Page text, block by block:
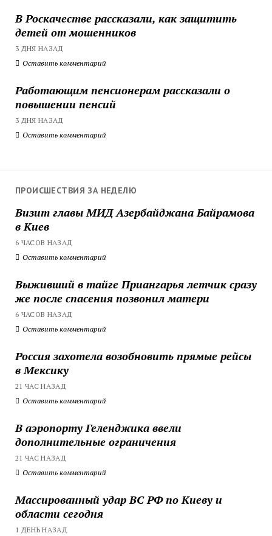
В Роскачестве рассказали, как защитить
детей от мошенников
3 ДНЯ НАЗАД
Оставить комментарий
Работающим пенсионерам рассказали о
повышении пенсий
3 ДНЯ НАЗАД
Оставить комментарий
ПРОИСШЕСТВИЯ ЗА НЕДЕЛЮ
Визит главы МИД Азербайджана Байрамова
в Киев
6 ЧАСОВ НАЗАД
Оставить комментарий
Выживший в тайге Приангарья летчик сразу
же после спасения позвонил матери
6 ЧАСОВ НАЗАД
Оставить комментарий
Россия захотела возобновить прямые рейсы
в Мексику
21 ЧАС НАЗАД
Оставить комментарий
В аэропорту Геленджика ввели
дополнительные ограничения
21 ЧАС НАЗАД
Оставить комментарий
Массированный удар ВС РФ по Киеву и
области сегодня
1 ДЕНЬ НАЗАД